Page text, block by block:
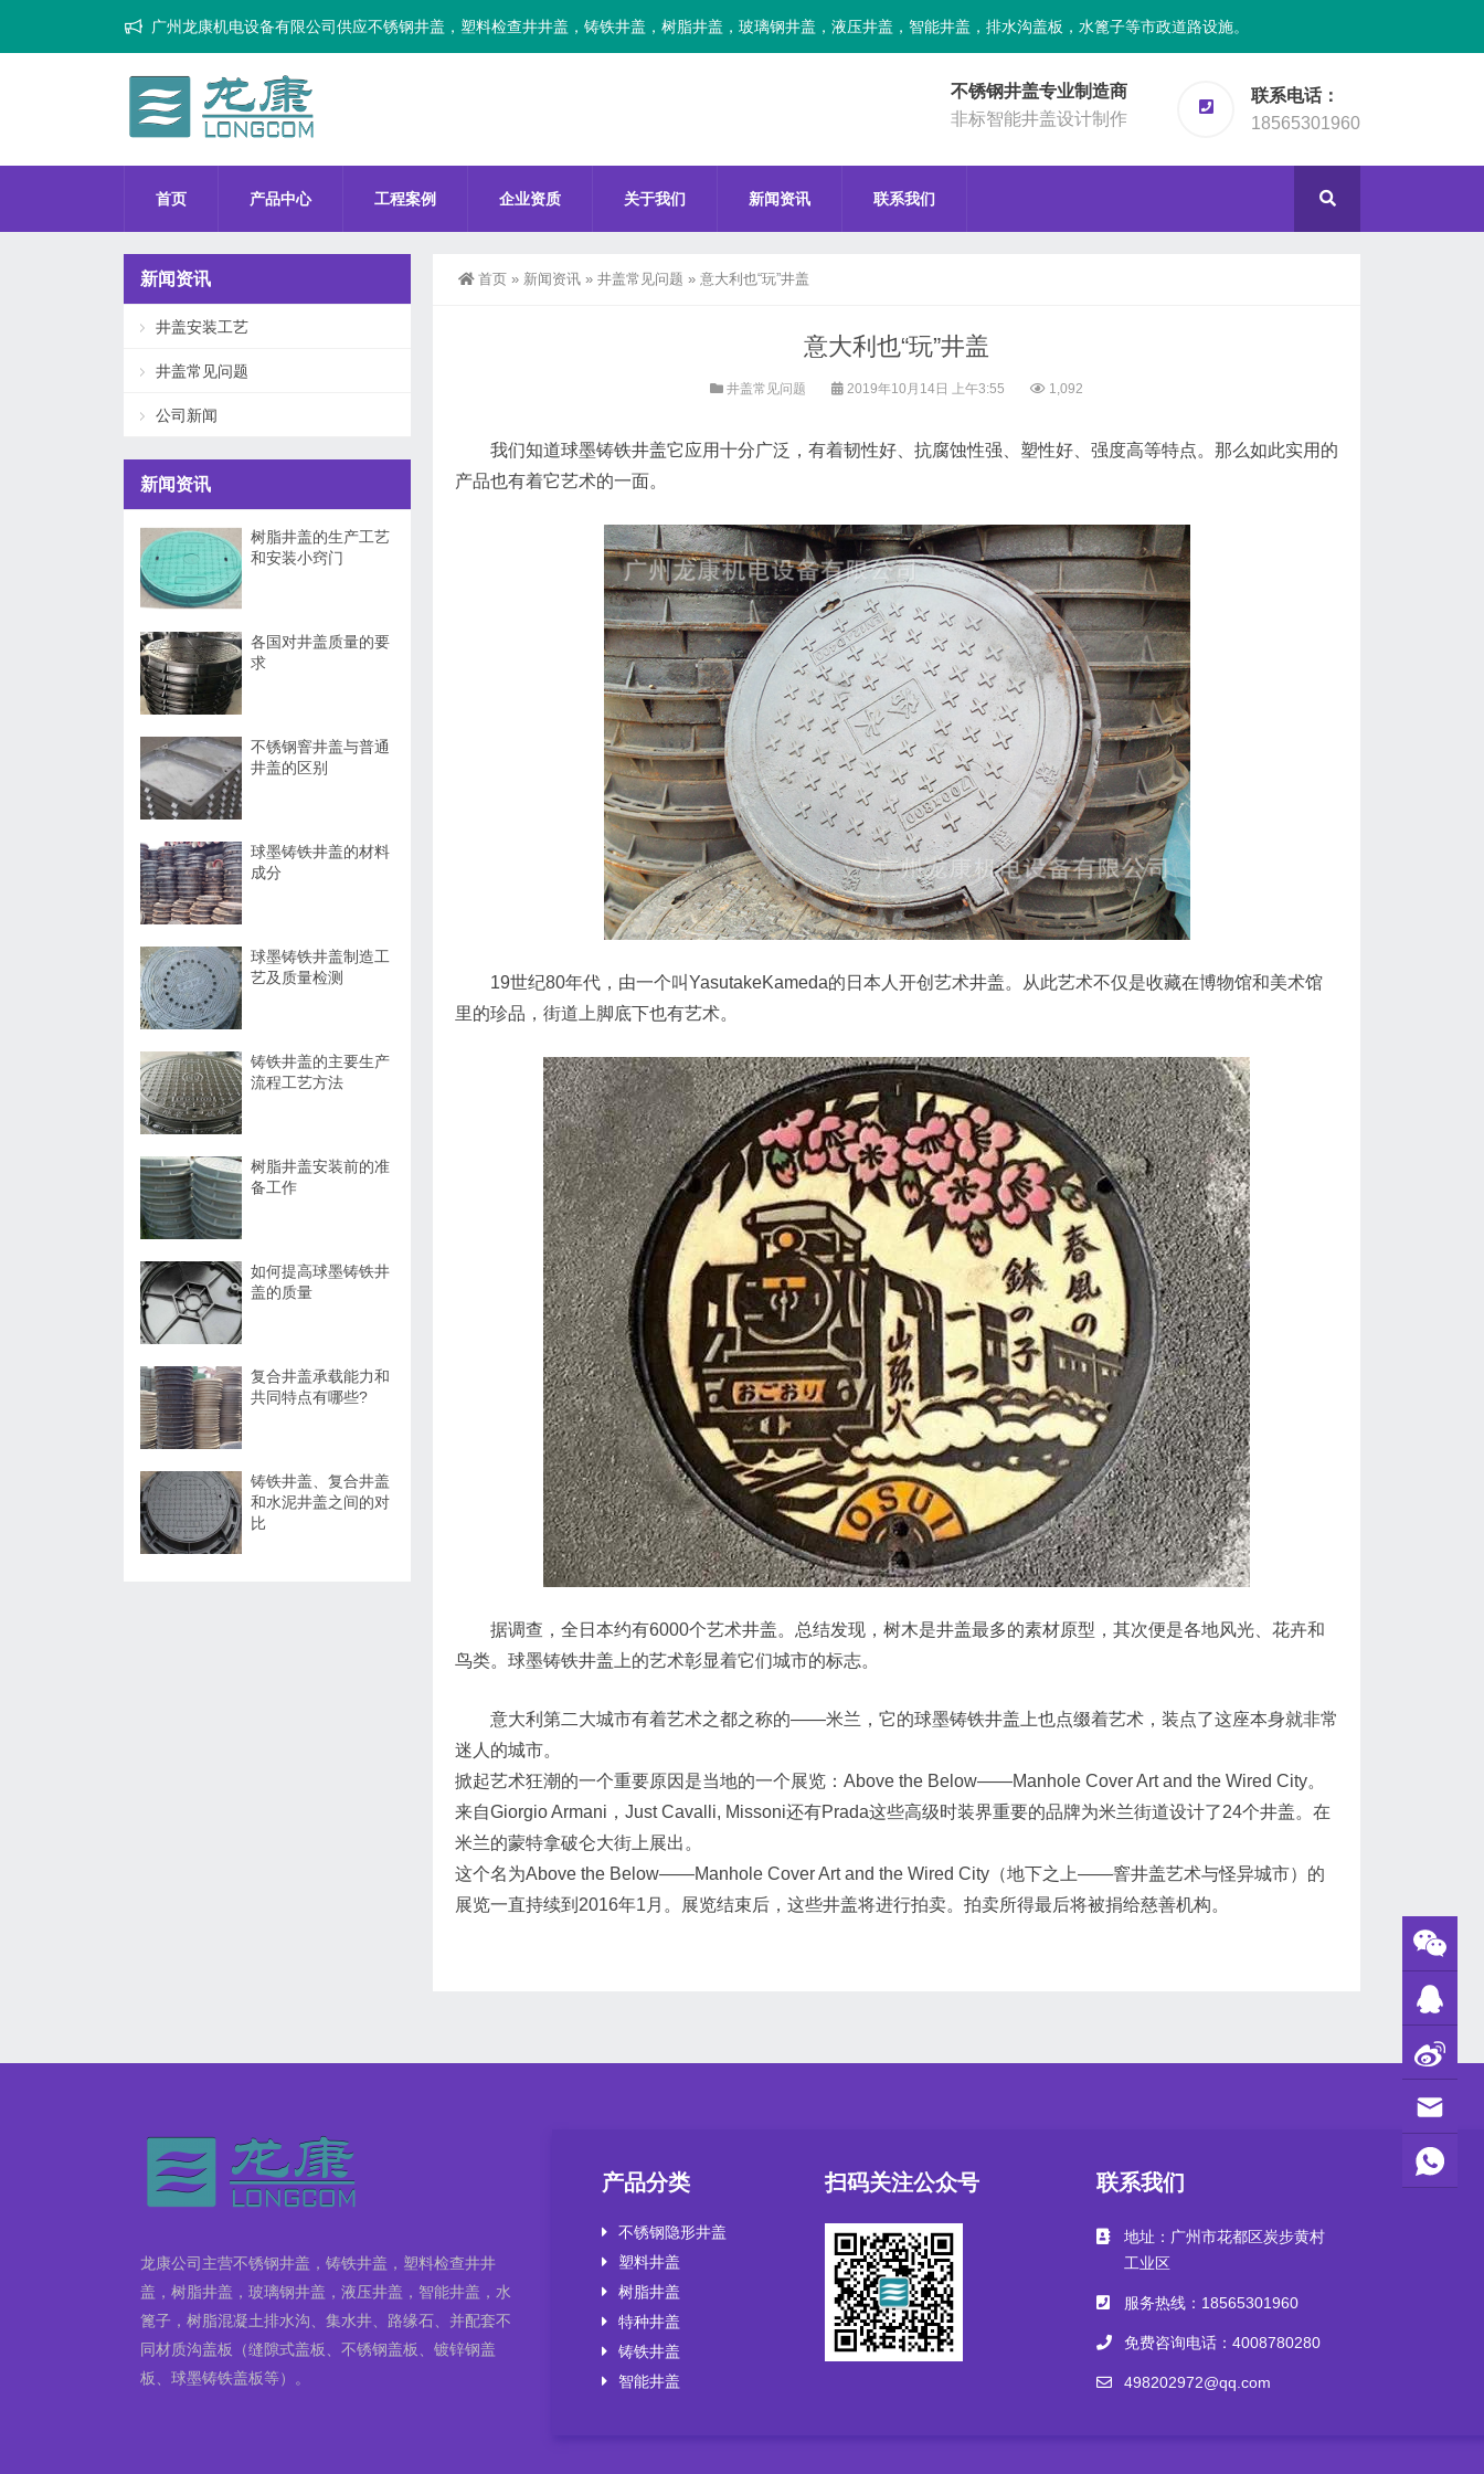
广州龙康机电设备有限公司供应不锈钢井盖，塑料检查井井盖，铸铁井盖，树脂井盖，玻璃钢井盖，液压井盖，智能井盖，排水沟盖板，水篦子等市政道路设施。
不锈钢井盖专业制造商
非标智能井盖设计制作
联系电话：
18565301960
首页 产品中心 工程案例 企业资质 关于我们 新闻资讯 联系我们
首页 » 新闻资讯 » 井盖常见问题 » 意大利也“玩”井盖
意大利也“玩”井盖
井盖常见问题 2019年10月14日 上午3:55 1,092
我们知道球墨铸铁井盖它应用十分广泛，有着韧性好、抗腐蚀性强、塑性好、强度高等特点。那么如此实用的
产品也有着它艺术的一面。
19世纪80年代，由一个叫YasutakeKameda的日本人开创艺术井盖。从此艺术不仅是收藏在博物馆和美术馆
里的珍品，街道上脚底下也有艺术。
据调查，全日本约有6000个艺术井盖。总结发现，树木是井盖最多的素材原型，其次便是各地风光、花卉和
鸟类。球墨铸铁井盖上的艺术彰显着它们城市的标志。
意大利第二大城市有着艺术之都之称的——米兰，它的球墨铸铁井盖上也点缀着艺术，装点了这座本身就非常
迷人的城市。
掀起艺术狂潮的一个重要原因是当地的一个展览：Above the Below——Manhole Cover Art and the Wired City。
来自Giorgio Armani，Just Cavalli, Missoni还有Prada这些高级时装界重要的品牌为米兰街道设计了24个井盖。在
米兰的蒙特拿破仑大街上展出。
这个名为Above the Below——Manhole Cover Art and the Wired City（地下之上——窨井盖艺术与怪异城市）的
展览一直持续到2016年1月。展览结束后，这些井盖将进行拍卖。拍卖所得最后将被捐给慈善机构。
新闻资讯
井盖安装工艺
井盖常见问题
公司新闻
新闻资讯
树脂井盖的生产工艺
和安装小窍门
各国对井盖质量的要
求
不锈钢窨井盖与普通
井盖的区别
球墨铸铁井盖的材料
成分
球墨铸铁井盖制造工
艺及质量检测
铸铁井盖的主要生产
流程工艺方法
树脂井盖安装前的准
备工作
如何提高球墨铸铁井
盖的质量
复合井盖承载能力和
共同特点有哪些?
铸铁井盖、复合井盖
和水泥井盖之间的对
比
龙康公司主营不锈钢井盖，铸铁井盖，塑料检查井井
盖，树脂井盖，玻璃钢井盖，液压井盖，智能井盖，水
篦子，树脂混凝土排水沟、集水井、路缘石、并配套不
同材质沟盖板（缝隙式盖板、不锈钢盖板、镀锌钢盖
板、球墨铸铁盖板等）。
产品分类
不锈钢隐形井盖
塑料井盖
树脂井盖
特种井盖
铸铁井盖
智能井盖
扫码关注公众号 联系我们
地址：广州市花都区炭步黄村
工业区
服务热线：18565301960
免费咨询电话：4008780280
498202972@qq.com